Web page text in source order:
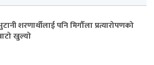
शरणार्थीलाई पनि मिर्गौला प्रत्यारोपणको
खुल्यो